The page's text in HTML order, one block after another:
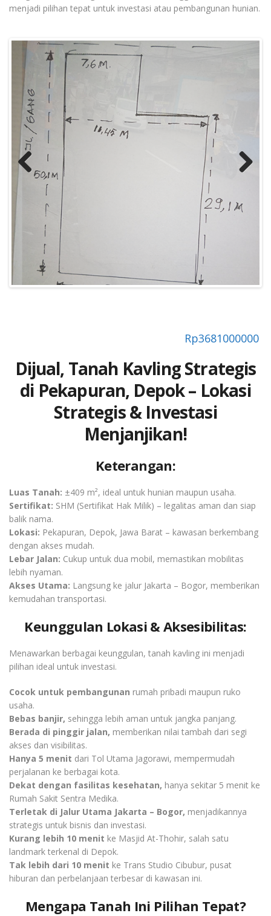
menjadi pilihan tepat untuk investasi atau pembangunan hunian.
Previous
Rp3681000000
Dijual, Tanah Kavling Strategis
di Pekapuran, Depok – Lokasi
Strategis & Investasi
Menjanjikan!
Keterangan:
Luas Tanah: ±409 m², ideal untuk hunian maupun usaha.
Sertifikat: SHM (Sertifikat Hak Milik) – legalitas aman dan siap
balik nama.
Lokasi: Pekapuran, Depok, Jawa Barat – kawasan berkembang
dengan akses mudah.
Lebar Jalan: Cukup untuk dua mobil, memastikan mobilitas
lebih nyaman.
Akses Utama: Langsung ke jalur Jakarta – Bogor, memberikan
kemudahan transportasi.
Keunggulan Lokasi & Aksesibilitas:
Menawarkan berbagai keunggulan, tanah kavling ini menjadi
pilihan ideal untuk investasi.
Cocok untuk pembangunan rumah pribadi maupun ruko
usaha.
Bebas banjir, sehingga lebih aman untuk jangka panjang.
Berada di pinggir jalan, memberikan nilai tambah dari segi
akses dan visibilitas.
Hanya 5 menit dari Tol Utama Jagorawi, mempermudah
perjalanan ke berbagai kota.
Dekat dengan fasilitas kesehatan, hanya sekitar 5 menit ke
Rumah Sakit Sentra Medika.
Terletak di Jalur Utama Jakarta – Bogor, menjadikannya
strategis untuk bisnis dan investasi.
Kurang lebih 10 menit ke Masjid At-Thohir, salah satu
landmark terkenal di Depok.
Tak lebih dari 10 menit ke Trans Studio Cibubur, pusat
hiburan dan perbelanjaan terbesar di kawasan ini.
Mengapa Tanah Ini Pilihan Tepat?